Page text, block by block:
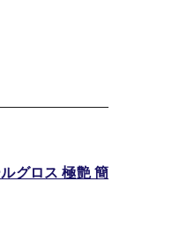
グロス 極艶 簡